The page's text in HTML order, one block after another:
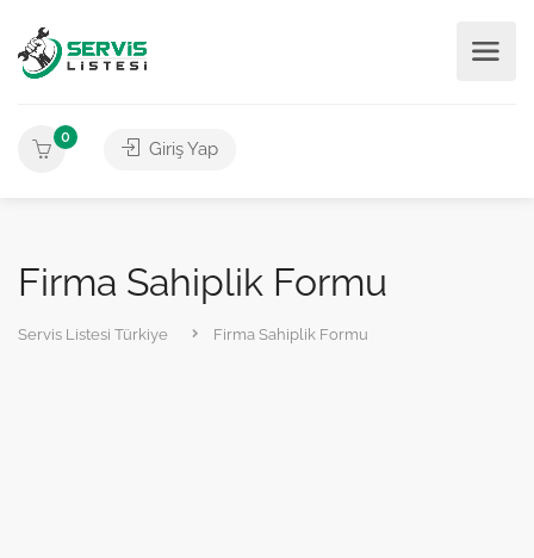
0
Giriş Yap
Firma Sahiplik Formu
Servis Listesi Türkiye Firma Sahiplik Formu